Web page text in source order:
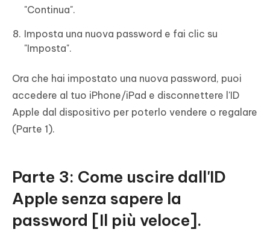
"Continua".
Imposta una nuova password e fai clic su
"Imposta".
Ora che hai impostato una nuova password, puoi
accedere al tuo iPhone/iPad e disconnettere l'ID
Apple dal dispositivo per poterlo vendere o regalare
(Parte 1).
Parte 3: Come uscire dall'ID
Apple senza sapere la
password [Il più veloce].